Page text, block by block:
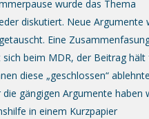
wurde das Thema
diskutiert. Neue Argumente
Eine
beim MDR, der Beitrag hält
diese „geschlossen“
gängigen Argumente haben
in einem Kurzpapier